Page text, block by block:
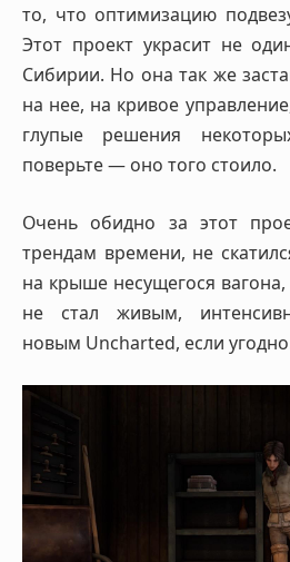
то, что оптимизацию
Этот проект украсит не
Сибирии. Но она так же
на нее, на кривое
глупые решения
поверьте — оно того стоило.
Очень обидно за этот
трендам времени, не
на крыше несущегося
не стал живым,
новым Uncharted, если